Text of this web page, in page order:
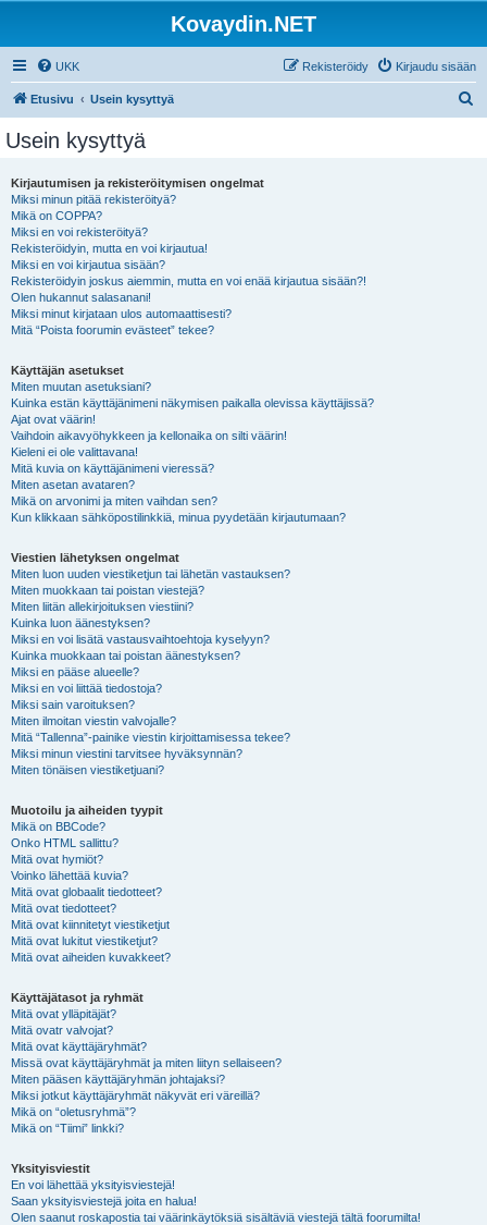
Kovaydin.NET
UKK Kirjaudu sisään
Rekisteröidy
Etusivu Usein kysyttyä
Usein kysyttyä
Kirjautumisen ja rekisteröitymisen ongelmat
Miksi minun pitää rekisteröityä?
Mikä on COPPA?
Miksi en voi rekisteröityä?
Rekisteröidyin, mutta en voi kirjautua!
Miksi en voi kirjautua sisään?
Rekisteröidyin joskus aiemmin, mutta en voi enää kirjautua sisään?!
Olen hukannut salasanani!
Miksi minut kirjataan ulos automaattisesti?
Mitä “Poista foorumin evästeet” tekee?
Käyttäjän asetukset
Miten muutan asetuksiani?
Kuinka estän käyttäjänimeni näkymisen paikalla olevissa käyttäjissä?
Ajat ovat väärin!
Vaihdoin aikavyöhykkeen ja kellonaika on silti väärin!
Kieleni ei ole valittavana!
Mitä kuvia on käyttäjänimeni vieressä?
Miten asetan avataren?
Mikä on arvonimi ja miten vaihdan sen?
Kun klikkaan sähköpostilinkkiä, minua pyydetään kirjautumaan?
Viestien lähetyksen ongelmat
Miten luon uuden viestiketjun tai lähetän vastauksen?
Miten muokkaan tai poistan viestejä?
Miten liitän allekirjoituksen viestiini?
Kuinka luon äänestyksen?
Miksi en voi lisätä vastausvaihtoehtoja kyselyyn?
Kuinka muokkaan tai poistan äänestyksen?
Miksi en pääse alueelle?
Miksi en voi liittää tiedostoja?
Miksi sain varoituksen?
Miten ilmoitan viestin valvojalle?
Mitä “Tallenna”-painike viestin kirjoittamisessa tekee?
Miksi minun viestini tarvitsee hyväksynnän?
Miten tönäisen viestiketjuani?
Muotoilu ja aiheiden tyypit
Mikä on BBCode?
Onko HTML sallittu?
Mitä ovat hymiöt?
Voinko lähettää kuvia?
Mitä ovat globaalit tiedotteet?
Mitä ovat tiedotteet?
Mitä ovat kiinnitetyt viestiketjut
Mitä ovat lukitut viestiketjut?
Mitä ovat aiheiden kuvakkeet?
Käyttäjätasot ja ryhmät
Mitä ovat ylläpitäjät?
Mitä ovatr valvojat?
Mitä ovat käyttäjäryhmät?
Missä ovat käyttäjäryhmät ja miten liityn sellaiseen?
Miten pääsen käyttäjäryhmän johtajaksi?
Miksi jotkut käyttäjäryhmät näkyvät eri väreillä?
Mikä on “oletusryhmä”?
Mikä on “Tiimi” linkki?
Yksityisviestit
En voi lähettää yksityisviestejä!
Saan yksityisviestejä joita en halua!
Olen saanut roskapostia tai väärinkäytöksiä sisältäviä viestejä tältä foorumilta!